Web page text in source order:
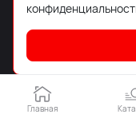
2026 © Все права
Главная